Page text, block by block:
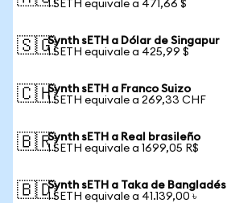
1 SETH equivale a 471,66 $
🇸🇬Synth sETH a Dólar de Singapur
1 SETH equivale a 425,99 $
🇨🇭Synth sETH a Franco Suizo
1 SETH equivale a 269,33 CHF
🇧🇷Synth sETH a Real brasileño
1 SETH equivale a 1699,05 R$
🇧🇩Synth sETH a Taka de Bangladés
1 SETH equivale a 41.139,00 ৳